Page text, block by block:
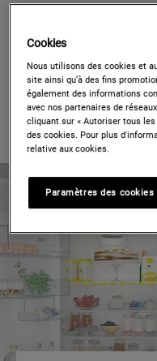
Surgelés– Choisissez
dégivrer.
#EASYTIP:Utilisez des
le meilleur parti de
types d'aliments.
Cookies
Nous utilisons des cookies et
site ainsi qu’à des fins
également des informations
avec nos partenaires de
cliquant sur « Autoriser tous
des cookies. Pour plus
relative aux cookies.
Paramètres des cookies